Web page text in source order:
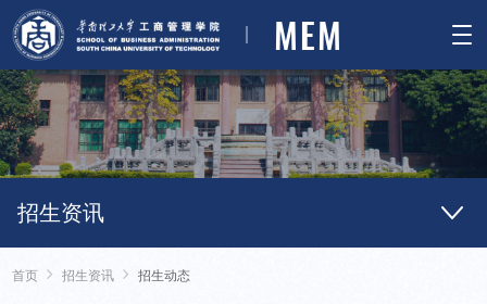
MEM
招生资讯
首页 招生资讯 招生动态